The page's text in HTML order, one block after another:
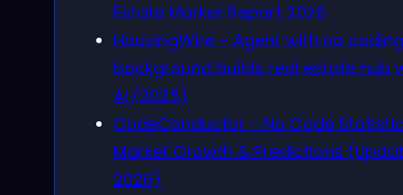
Estate Market Report 2026
HousingWire – Agent with no coding
background builds real estate hub
AI (2025)
CodeConductor – No Code
Market Growth & Predictions
2026)